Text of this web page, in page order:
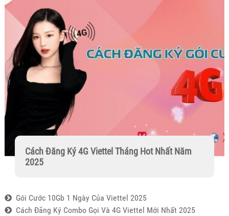
Cách Đăng Ký 4G Viettel Tháng Hot Nhất Năm
2025
Gói Cước 10Gb 1 Ngày Của Viettel 2025
Cách Đăng Ký Combo Gọi Và 4G Viettel Mới Nhất 2025